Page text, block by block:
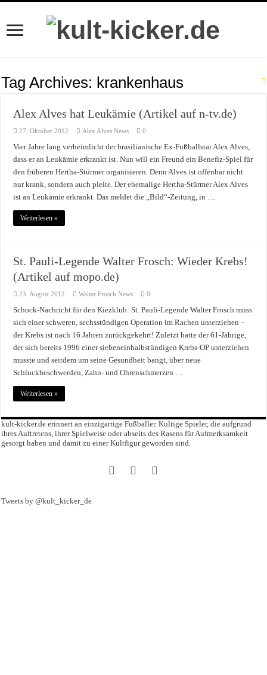
Tag Archives: krankenhaus
Alex Alves hat Leukämie (Artikel auf n-tv.de)
27. Oktober 2012 Alex Alves News 0
Vier Jahre lang verheimlicht der brasilianische Ex-Fußballstar Alex Alves,
dass er an Leukämie erkrankt ist. Nun will ein Freund ein Benefiz-Spiel für
den früheren Hertha-Stürmer organisieren. Denn Alves ist offenbar nicht
nur krank, sondern auch pleite. Der ehemalige Hertha-Stürmer Alex Alves
ist an Leukämie erkrankt. Das meldet die „Bild“-Zeitung, in …
Weiterlesen »
St. Pauli-Legende Walter Frosch: Wieder Krebs!
(Artikel auf mopo.de)
23. August 2012 Walter Frosch News 0
Schock-Nachricht für den Kiezklub: St. Pauli-Legende Walter Frosch muss
sich einer schweren, sechsstündigen Operation im Rachen unterziehen –
der Krebs ist nach 16 Jahren zurückgekehrt! Zuletzt hatte der 61-Jährige,
der sich bereits 1996 einer siebeneinhalbstündigen Krebs-OP unterziehen
musste und seitdem um seine Gesundheit bangt, über neue
Schluckbeschwerden, Zahn- und Ohrenschmerzen …
Weiterlesen »
kult-kicker.de erinnert an einzigartige Fußballer. Kultige Spieler, die aufgrund
ihres Auftretens, ihrer Spielweise oder abseits des Rasens für Aufmerksamkeit
gesorgt haben und damit zu einer Kultfigur geworden sind.
Tweets by @kult_kicker_de